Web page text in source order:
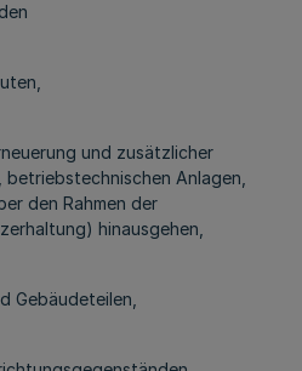
und zusätzlicher
Anlagen,
den Rahmen der
hinausgehen,
Gebäudeteilen,